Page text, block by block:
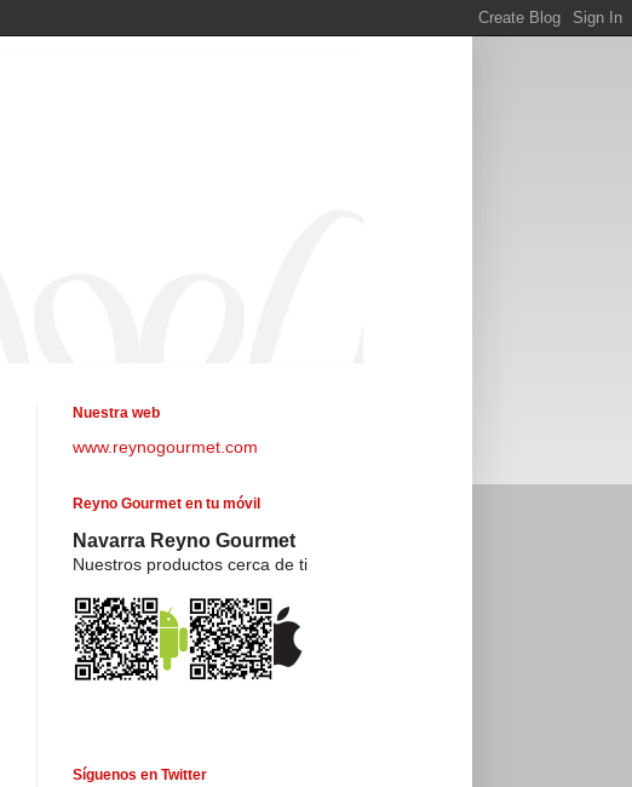
Nuestra web
www.reynogourmet.com
Reyno Gourmet en tu móvil
Navarra Reyno Gourmet
Nuestros productos cerca de ti
Síguenos en Twitter